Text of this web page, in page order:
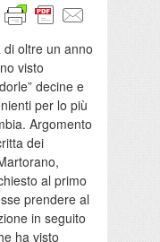
oltre un anno
visto
decine e
per lo più
Argomento
dei
al primo
prendere al
in seguito
ha visto